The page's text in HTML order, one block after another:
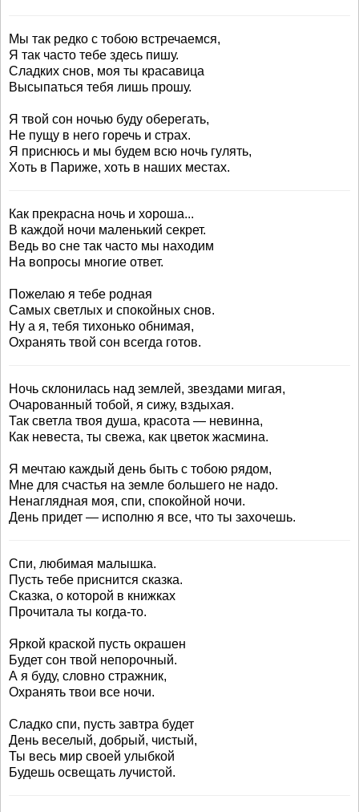
Мы так редко с тобою встречаемся,
Я так часто тебе здесь пишу.
Сладких снов, моя ты красавица
Высыпаться тебя лишь прошу.
Я твой сон ночью буду оберегать,
Не пущу в него горечь и страх.
Я приснюсь и мы будем всю ночь гулять,
Хоть в Париже, хоть в наших местах.
Как прекрасна ночь и хороша...
В каждой ночи маленький секрет.
Ведь во сне так часто мы находим
На вопросы многие ответ.
Пожелаю я тебе родная
Самых светлых и спокойных снов.
Ну а я, тебя тихонько обнимая,
Охранять твой сон всегда готов.
Ночь склонилась над землей, звездами мигая,
Очарованный тобой, я сижу, вздыхая.
Так светла твоя душа, красота — невинна,
Как невеста, ты свежа, как цветок жасмина.
Я мечтаю каждый день быть с тобою рядом,
Мне для счастья на земле большего не надо.
Ненаглядная моя, спи, спокойной ночи.
День придет — исполню я все, что ты захочешь.
Спи, любимая малышка.
Пусть тебе приснится сказка.
Сказка, о которой в книжках
Прочитала ты когда-то.
Яркой краской пусть окрашен
Будет сон твой непорочный.
А я буду, словно стражник,
Охранять твои все ночи.
Сладко спи, пусть завтра будет
День веселый, добрый, чистый,
Ты весь мир своей улыбкой
Будешь освещать лучистой.